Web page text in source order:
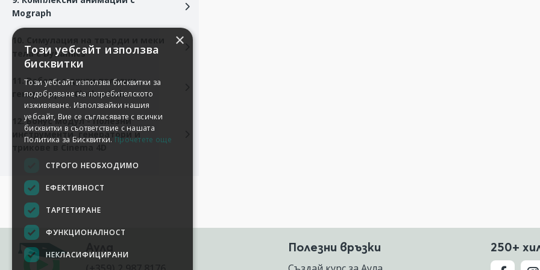
Mograph
10. Симулация на твърди и меки
тела с Dynamics
11. Работа с други полезни
генератори - Cloth и Hair
12. Бонус модул - Полезни
инструменти, генератори и
Полезни връзки 250+
×
Този уебсайт използва
бисквитки
Този уебсайт използва бисквитки за
подобряване на потребителското
изживяване. Използвайки нашия
уебсайт, Вие се съгласявате с всички
бисквитки в съответствие с нашата
Политика за Бисквитки. Прочетете още
СТРОГО НЕОБХОДИМО
ЕФЕКТИВНОСТ
ТАРГЕТИРАНЕ
ФУНКЦИОНАЛНОСТ
НЕКЛАСИФИЦИРАНИ